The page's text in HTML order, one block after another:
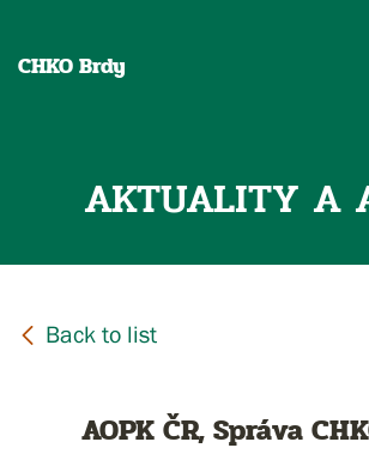
CHKO Brdy
AKTUALITY A
AOPK ČR, Správa